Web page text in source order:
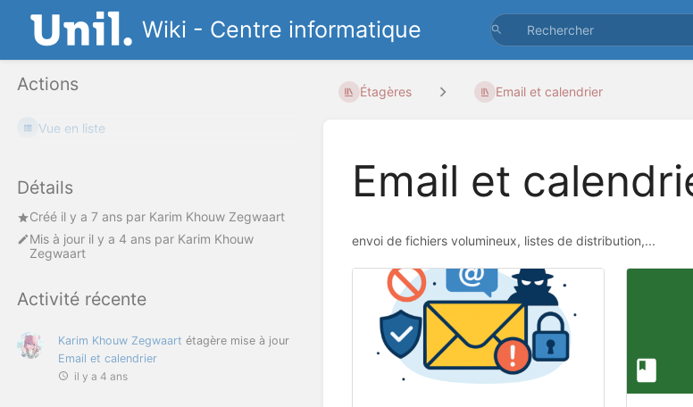
Wiki - Centre informatique
Actions
Vue en liste
Détails
Créé il y a 7 ans par Karim Khouw Zegwaart
Mis à jour il y a 4 ans par Karim Khouw
Zegwaart
Activité récente
Karim Khouw Zegwaart étagère mise à jour
Email et calendrier
il y a 4 ans
Étagères Email et calendrier
Email et
envoi de fichiers volumineux, listes de distribution,...